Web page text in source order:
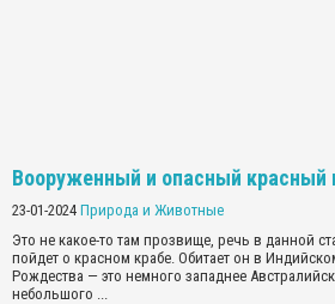
Вооруженный и опасный красный
23-01-2024 Природа и Животные
Это не какое-то там прозвище, речь в данной
пойдет о красном крабе. Обитает он в
Рождества — это немного западнее
небольшого ...